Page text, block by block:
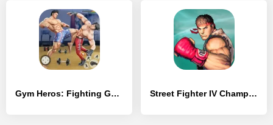
Gym Heros: Fighting Game Street Fighter IV Champion Edition